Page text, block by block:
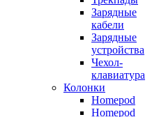
Зарядные
кабели
Зарядные
устройства
Чехол-
клавиатура
Колонки
Homepod
Homepod